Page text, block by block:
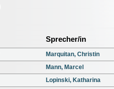
Sprecher/in
Marquitan, Christin
Mann, Marcel
Lopinski, Katharina